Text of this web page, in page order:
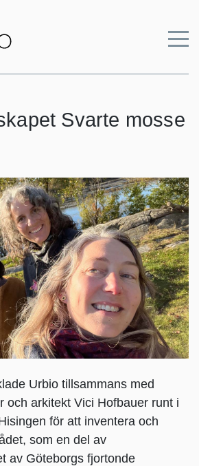
Svarte mosse
Urbio tillsammans med
och arkitekt Vici Hofbauer runt i
för att inventera och
som en del av
av Göteborgs fjortonde